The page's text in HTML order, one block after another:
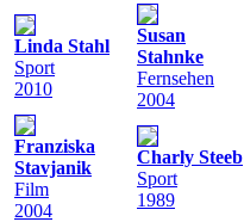
Linda Stahl
Sport
2010
Susan
Stahnke
Fernsehen
2004
Franziska
Stavjanik
Film
2004
Charly Steeb
Sport
1989